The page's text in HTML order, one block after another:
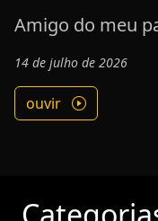
Amigo do meu
14 de julho de 2026
ouvir